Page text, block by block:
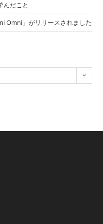
んだこと
Omni」がリリースされました